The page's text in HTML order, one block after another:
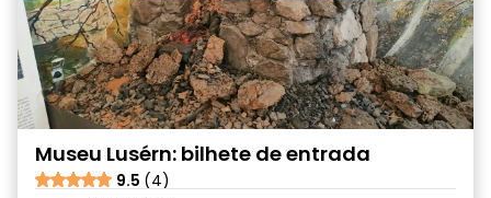
Museu Lusérn: bilhete de entrada
9.5 (4)